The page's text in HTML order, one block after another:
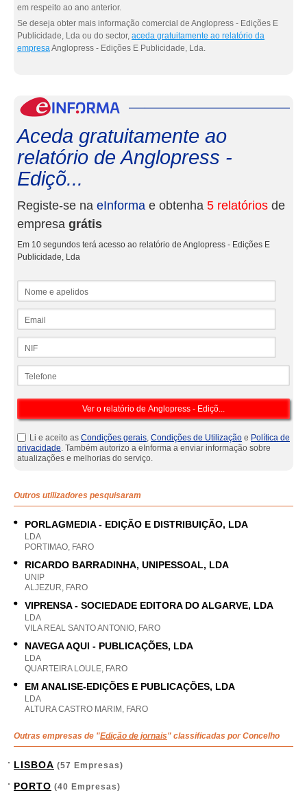
em respeito ao ano anterior.
Se deseja obter mais informação comercial de Anglopress - Edições E
Publicidade, Lda ou do sector, aceda gratuitamente ao relatório da
empresaAnglopress - Edições E Publicidade, Lda.
Aceda gratuitamente ao
relatório de Anglopress -
Ediçõ...
Registe-se na eInforma e obtenha 5 relatórios de
empresa grátis
Em 10 segundos terá acesso ao relatório de Anglopress - Edições E
Publicidade, Lda
Li e aceito as Condições gerais, Condições de Utilização e Política de
privacidade. Também autorizo a eInforma a enviar informação sobre
atualizações e melhorias do serviço.
Outros utilizadores pesquisaram
PORLAGMEDIA - EDIÇÃO E DISTRIBUIÇÃO, LDA
LDA
PORTIMAO, FARO
RICARDO BARRADINHA, UNIPESSOAL, LDA
UNIP
ALJEZUR, FARO
VIPRENSA - SOCIEDADE EDITORA DO ALGARVE, LDA
LDA
VILA REAL SANTO ANTONIO, FARO
NAVEGA AQUI - PUBLICAÇÕES, LDA
LDA
QUARTEIRA LOULE, FARO
EM ANALISE-EDIÇÕES E PUBLICAÇÕES, LDA
LDA
ALTURA CASTRO MARIM, FARO
Outras empresas de "Edição de jornais" classificadas por Concelho
LISBOA (57 Empresas)
PORTO (40 Empresas)